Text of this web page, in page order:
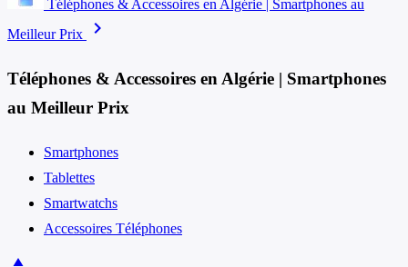
Téléphones & Accessoires en Algérie | Smartphones au
Meilleur Prix
chevron_right
Téléphones & Accessoires en Algérie | Smartphones
au Meilleur Prix
Smartphones
Tablettes
Smartwatchs
Accessoires Téléphones